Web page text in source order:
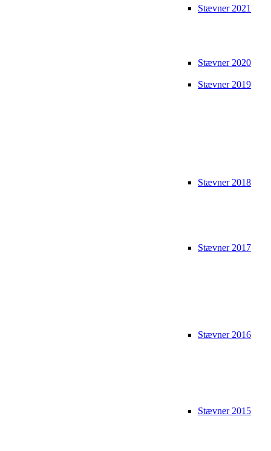
Stævner 2021
Stævner 2020
Stævner 2019
Stævner 2018
Stævner 2017
Stævner 2016
Stævner 2015